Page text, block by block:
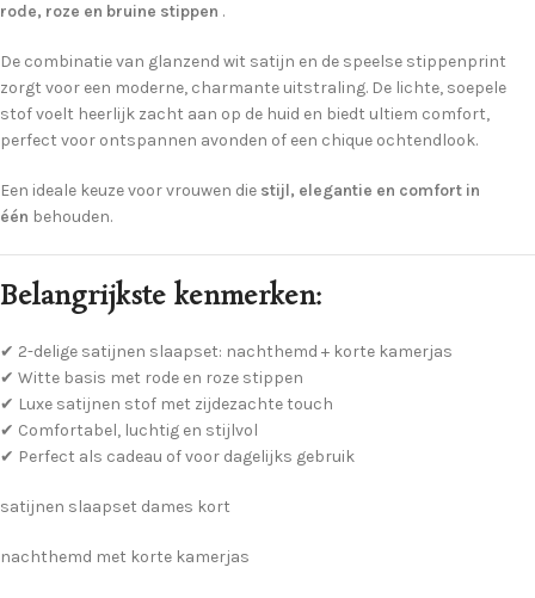
rode, roze en bruine stippen .
De combinatie van glanzend wit satijn en de speelse stippenprint
zorgt voor een moderne, charmante uitstraling. De lichte, soepele
stof voelt heerlijk zacht aan op de huid en biedt ultiem comfort,
perfect voor ontspannen avonden of een chique ochtendlook.
Een ideale keuze voor vrouwen die stijl, elegantie en comfort in
één behouden.
Belangrijkste kenmerken:
✔ 2-delige satijnen slaapset: nachthemd + korte kamerjas
✔ Witte basis met rode en roze stippen
✔ Luxe satijnen stof met zijdezachte touch
✔ Comfortabel, luchtig en stijlvol
✔ Perfect als cadeau of voor dagelijks gebruik
satijnen slaapset dames kort
nachthemd met korte kamerjas